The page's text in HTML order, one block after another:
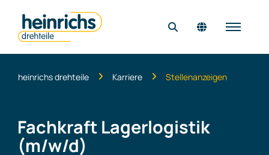
Produkte & Lösungen
Qualität
heinrichs drehteile Karriere Stellenanzeigen
Fachkraft Lagerlogistik
(m/w/d)